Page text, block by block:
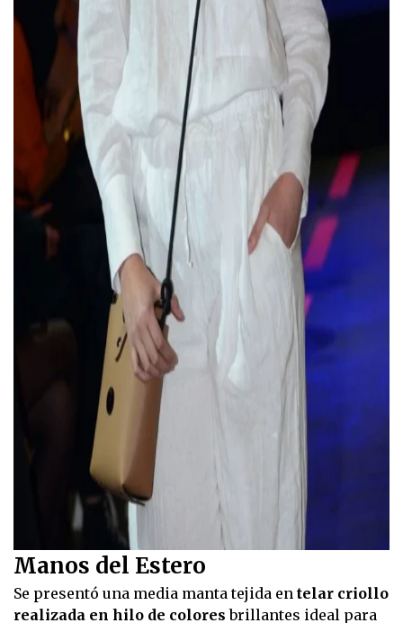
Manos del Estero
Se presentó una media manta tejida en telar criollo
realizada en hilo de colores brillantes ideal para